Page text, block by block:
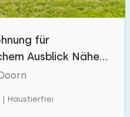
für
Ausblick Nähe
| Haustierfrei